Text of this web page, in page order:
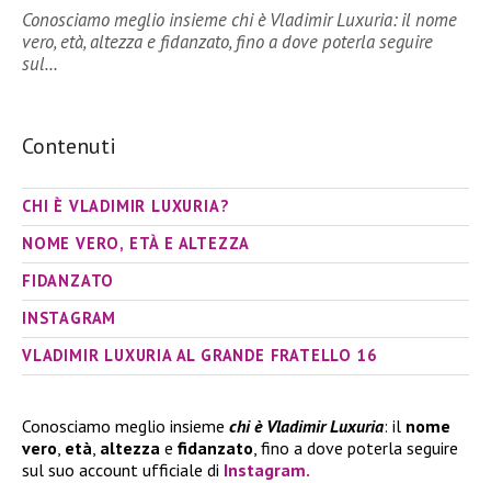
Conosciamo meglio insieme chi è Vladimir Luxuria: il nome
vero, età, altezza e fidanzato, fino a dove poterla seguire
sul…
Contenuti
CHI È VLADIMIR LUXURIA?
NOME VERO, ETÀ E ALTEZZA
FIDANZATO
INSTAGRAM
VLADIMIR LUXURIA AL GRANDE FRATELLO 16
Conosciamo meglio insieme chi è Vladimir Luxuria: il nome
vero, età, altezza e fidanzato, fino a dove poterla seguire
sul suo account ufficiale di Instagram.